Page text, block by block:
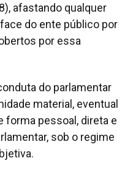
afastando qualquer
do ente público por
por essa
do parlamentar
material, eventual
forma pessoal, direta e
sob o regime